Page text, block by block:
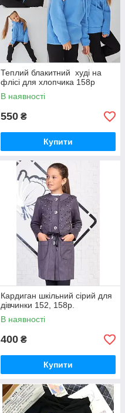
Теплий блакитний худі на
флісі для хлопчика 158р
В наявності
550 ₴
Купити
Кардиган шкільний сірий для
дівчинки 152, 158р.
В наявності
400 ₴
Купити